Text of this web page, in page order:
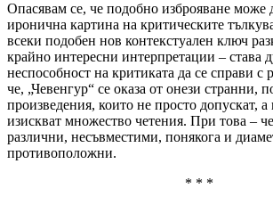
Опасявам се, че подобно изброяване може
иронична картина на критическите
всеки подобен нов контекстуален ключ
крайно интересни интерпретации – става
неспособност на критиката да се справи с
че, „Чевенгур“ се оказа от онези странни,
произведения, които не просто допускат, а
изискват множество четения. При това –
различни, несъвместими, понякога и
противоположни.
* * *